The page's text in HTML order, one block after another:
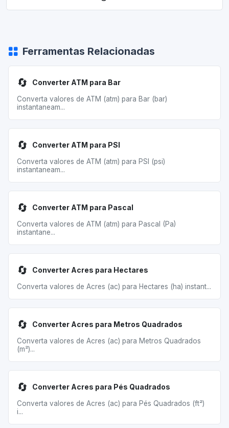
Ferramentas Relacionadas
🔄 Converter ATM para Bar
Converta valores de ATM (atm) para Bar (bar)
instantaneam...
🔄 Converter ATM para PSI
Converta valores de ATM (atm) para PSI (psi)
instantaneam...
🔄 Converter ATM para Pascal
Converta valores de ATM (atm) para Pascal (Pa)
instantane...
🔄 Converter Acres para Hectares
Converta valores de Acres (ac) para Hectares (ha) instant...
🔄 Converter Acres para Metros Quadrados
Converta valores de Acres (ac) para Metros Quadrados
(m²)...
🔄 Converter Acres para Pés Quadrados
Converta valores de Acres (ac) para Pés Quadrados (ft²)
i...